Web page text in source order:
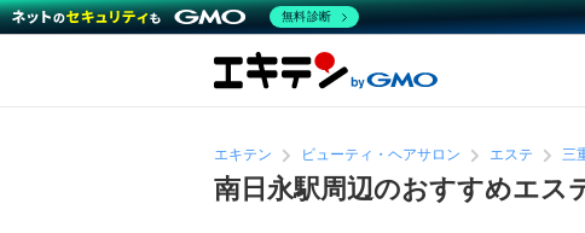
エキテン ビューティ・ヘアサロン エステ 三
南日永駅周辺のおすすめエス
無料診断